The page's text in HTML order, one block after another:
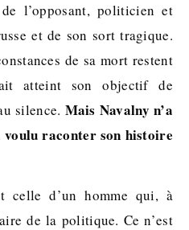
l’opposant, politicien et
et de son sort tragique.
de sa mort restent
atteint son objectif de
silence. Mais Navalny n’a
raconter son histoire
celle d’un homme qui, à
de la politique. Ce n’est